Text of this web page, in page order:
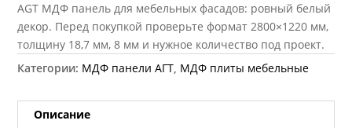
AGT МДФ панель для мебельных фасадов: ровный белый
декор. Перед покупкой проверьте формат 2800×1220 мм,
толщину 18,7 мм, 8 мм и нужное количество под проект.
Категории: МДФ панели АГТ, МДФ плиты мебельные
Описание